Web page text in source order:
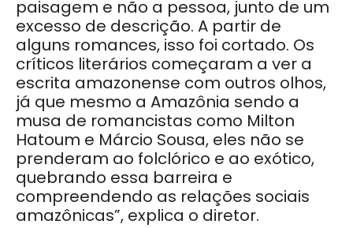
paisagem e não a pessoa, junto de um
excesso de descrição. A partir de
alguns romances, isso foi cortado. Os
críticos literários começaram a ver a
escrita amazonense com outros olhos,
já que mesmo a Amazônia sendo a
musa de romancistas como Milton
Hatoum e Márcio Sousa, eles não se
prenderam ao folclórico e ao exótico,
quebrando essa barreira e
compreendendo as relações sociais
amazônicas”, explica o diretor.